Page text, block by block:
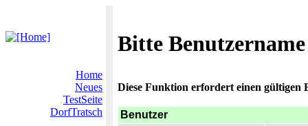
Bitte
Home
Neues
TestSeite
DorfTratsch
Diese Funktion erfordert einen gültigen
Benutzer